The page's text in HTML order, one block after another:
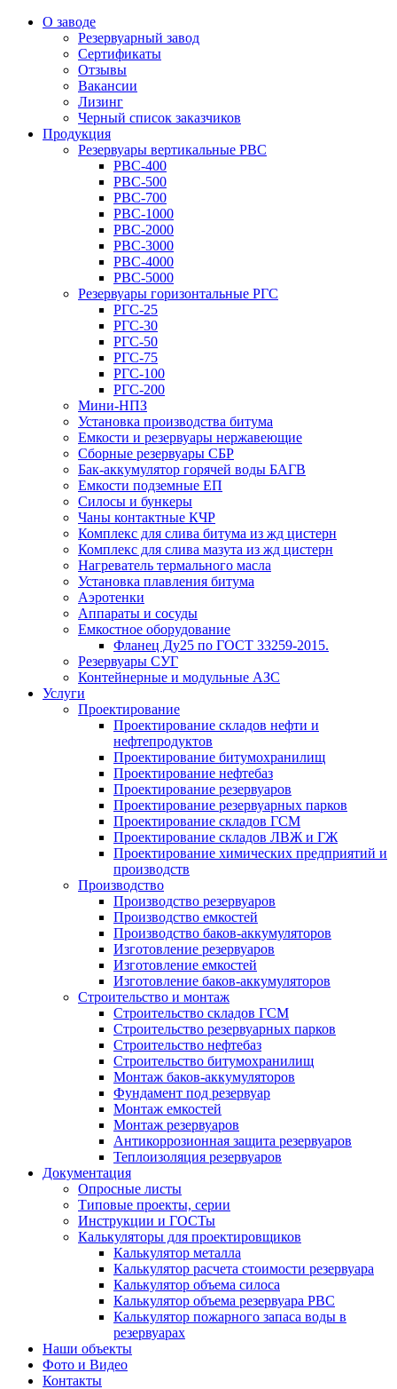
О заводе
Резервуарный завод
Сертификаты
Отзывы
Вакансии
Лизинг
Черный список заказчиков
Продукция
Резервуары вертикальные РВС
РВС-400
РВС-500
РВС-700
РВС-1000
РВС-2000
РВС-3000
РВС-4000
РВС-5000
Резервуары горизонтальные РГС
РГС-25
РГС-30
РГС-50
РГС-75
РГС-100
РГС-200
Мини-НПЗ
Установка производства битума
Емкости и резервуары нержавеющие
Сборные резервуары СБР
Бак-аккумулятор горячей воды БАГВ
Емкости подземные ЕП
Силосы и бункеры
Чаны контактные КЧР
Комплекс для слива битума из жд цистерн
Комплекс для слива мазута из жд цистерн
Нагреватель термального масла
Установка плавления битума
Аэротенки
Аппараты и сосуды
Емкостное оборудование
Фланец Ду25 по ГОСТ 33259-2015.
Резервуары СУГ
Контейнерные и модульные АЗС
Услуги
Проектирование
Проектирование складов нефти и
нефтепродуктов
Проектирование битумохранилищ
Проектирование нефтебаз
Проектирование резервуаров
Проектирование резервуарных парков
Проектирование складов ГСМ
Проектирование складов ЛВЖ и ГЖ
Проектирование химических предприятий и
производств
Производство
Производство резервуаров
Производство емкостей
Производство баков-аккумуляторов
Изготовление резервуаров
Изготовление емкостей
Изготовление баков-аккумуляторов
Строительство и монтаж
Строительство складов ГСМ
Строительство резервуарных парков
Строительство нефтебаз
Строительство битумохранилищ
Монтаж баков-аккумуляторов
Фундамент под резервуар
Монтаж емкостей
Монтаж резервуаров
Антикоррозионная защита резервуаров
Теплоизоляция резервуаров
Документация
Опросные листы
Типовые проекты, серии
Инструкции и ГОСТы
Калькуляторы для проектировщиков
Калькулятор металла
Калькулятор расчета стоимости резервуара
Калькулятор объема силоса
Калькулятор объема резервуара РВС
Калькулятор пожарного запаса воды в
резервуарах
Наши объекты
Фото и Видео
Контакты